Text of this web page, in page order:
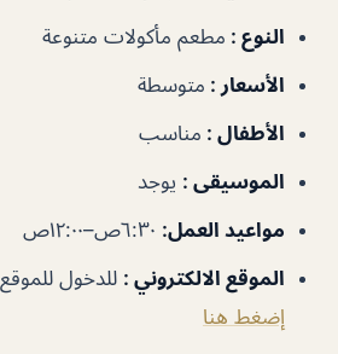
النوع : مطعم مأكولات متنوعة
الأسعار : متوسطة
الأطفال : مناسب
الموسيقى : يوجد
مواعيد العمل:
الموقع الالكتروني : للدخول
إضغط هنا